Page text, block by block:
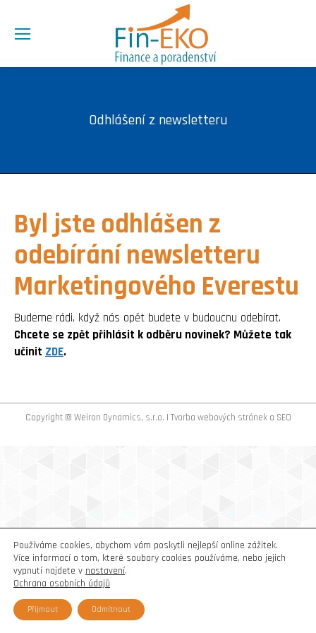
Odhlášení z newsletteru
Byl jste odhlášen z
odebírání newsletteru
Marketingového Everestu
Budeme rádi, když nás opět budete v budoucnu odebírat.
Chcete se zpět přihlásit k odběru novinek? Můžete tak
učinit ZDE.
Copyright © Weiron Dynamics, s.r.o. | Tvorba webových stráneka SEO
Používáme cookies, abychom vám poskytli nejlepší online zážitek.
Více informací o tom, které soubory cookies používáme, nebo jejich
vypnutí najdete v nastavení.
Ochrana osobních údajů
Přijmout Odmítnout